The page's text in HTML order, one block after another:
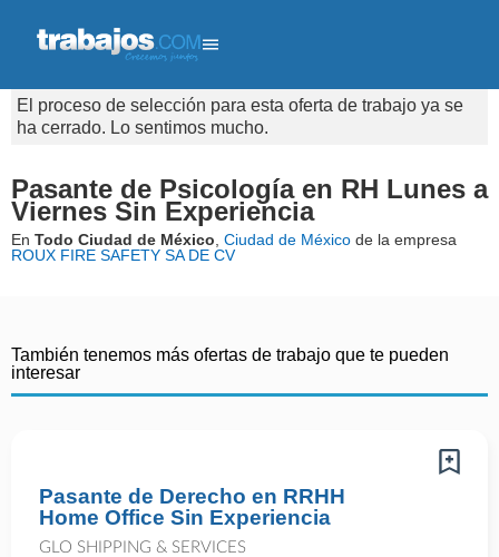
El proceso de selección para esta oferta de trabajo ya se
ha cerrado. Lo sentimos mucho.
Pasante de Psicología en RH Lunes a
Viernes Sin Experiencia
En Todo Ciudad de México Ciudad de México de la empresa
ROUX FIRE SAFETY SA DE CV
También tenemos más ofertas de trabajo que te pueden
interesar
Pasante de Derecho en RRHH
Home Office Sin Experiencia
GLO SHIPPING & SERVICES